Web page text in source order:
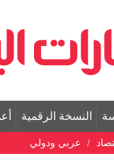
النسخة الرقمية
عربي ودولي